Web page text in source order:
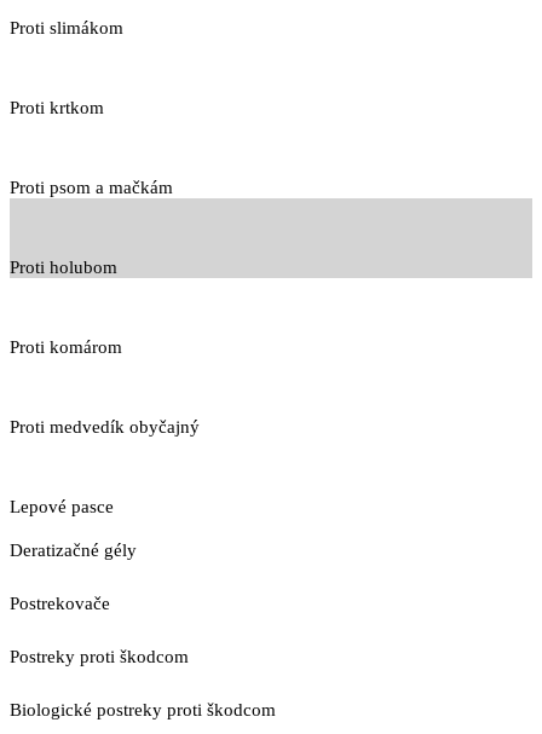
Proti slimákom
Proti krtkom
Proti psom a mačkám
Proti holubom
Proti komárom
Proti medvedík obyčajný
Lepové pasce
Deratizačné gély
Postrekovače
Postreky proti škodcom
Biologické postreky proti škodcom